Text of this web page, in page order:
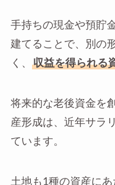
手持ちの現金や預貯
建てることで、別の
く、
収益を得られる
将来的な老後資金を
産形成は、近年サラ
ています。
土地も1種の資産にあ